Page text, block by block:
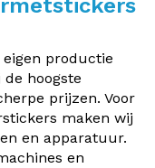
productie
hoogste
prijzen. Voor
maken wij
en apparatuur.
en